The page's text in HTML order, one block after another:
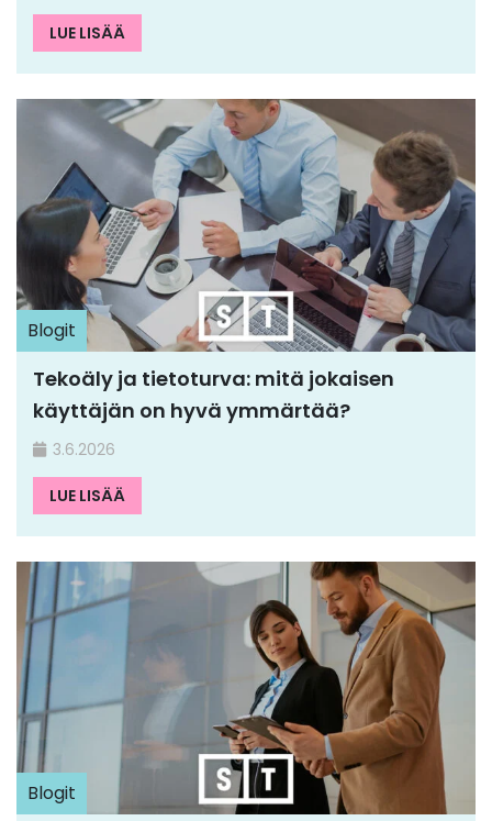
LUE LISÄÄ
Blogit
Tekoäly ja tietoturva: mitä jokaisen
käyttäjän on hyvä ymmärtää?
3.6.2026
LUE LISÄÄ
Blogit